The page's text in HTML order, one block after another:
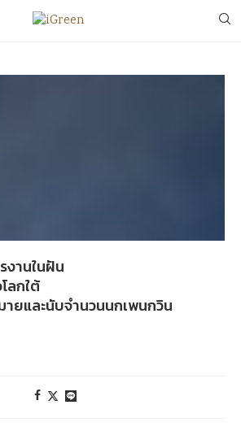
านในฝัน
ลกใต้
ยและนับจำนวนนกเพนกวิน